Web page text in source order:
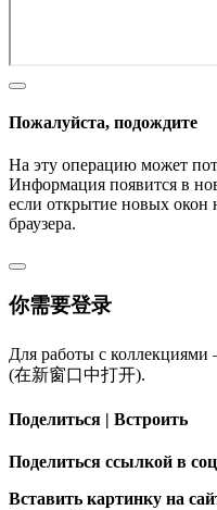
Пожалуйста, подождите
На эту операцию может
Информация появится в
если открытие новых окон
браузера.
你需要登录
Для работы с коллекциями
(在新窗口中打开).
Поделиться | Встроить
Поделиться ссылкой в
Вставить картинку на